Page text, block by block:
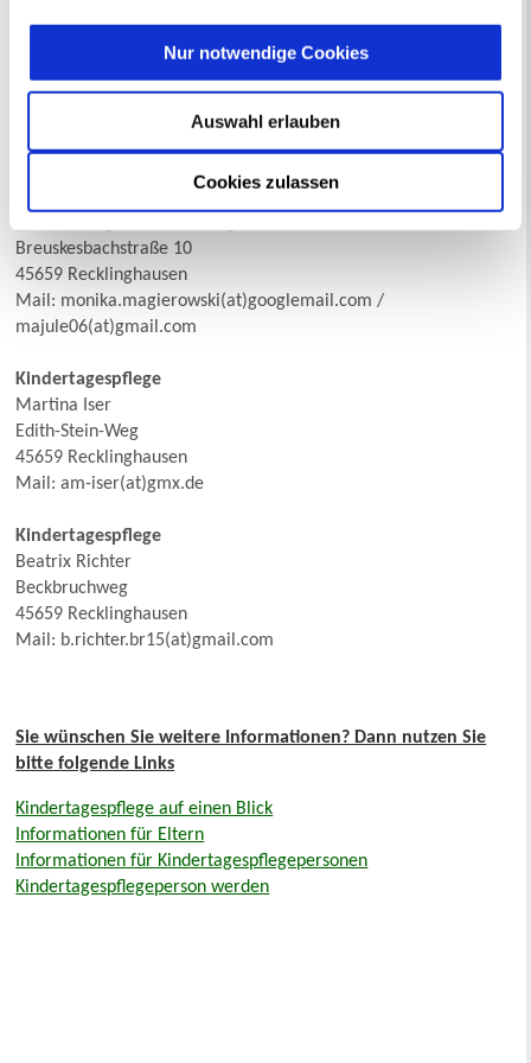
Cookies zulassen
Auswahl erlauben
Nur notwendige Cookies
Telefon: 50 2305
Breuskesbachstraße 10
45659 Recklinghausen
Mail: monika.magierowski(at)googlemail.com /
majule06(at)gmail.com
Kindertagespflege
Martina Iser
Edith-Stein-Weg
45659 Recklinghausen
Mail: am-iser(at)gmx.de
Kindertagespflege
Beatrix Richter
Beckbruchweg
45659 Recklinghausen
Mail: b.richter.br15(at)gmail.com
Sie wünschen Sie weitere Informationen? Dann nutzen Sie
bitte folgende Links
Kindertagespflege auf einen Blick
Informationen für Eltern
Informationen für Kindertagespflegepersonen
Kindertagespflegeperson werden